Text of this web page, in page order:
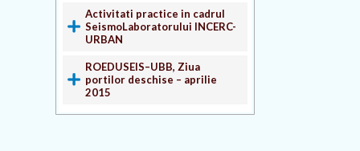
Activitati practice in cadrul
SeismoLaboratorului INCERC-
URBAN
ROEDUSEIS–UBB, Ziua
portilor deschise – aprilie
2015